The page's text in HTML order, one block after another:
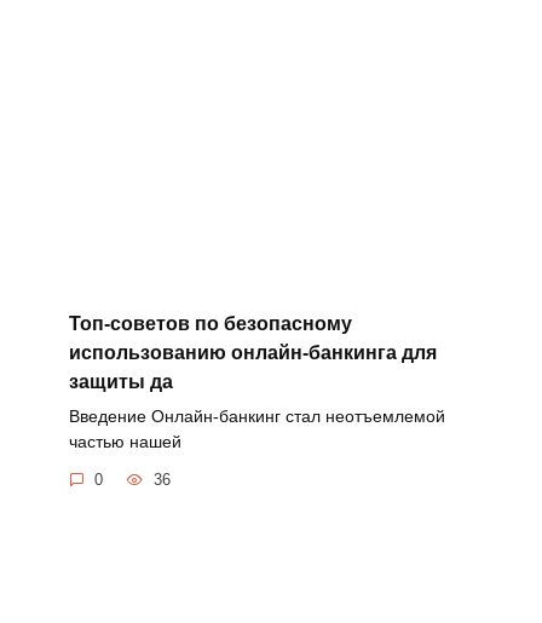
Топ-советов по безопасному
использованию онлайн-банкинга для
защиты да
Введение Онлайн-банкинг стал неотъемлемой
частью нашей
0 36